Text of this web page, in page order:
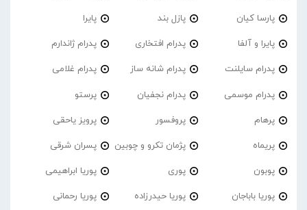
پارسا کیان پازل بند پایرا
پایرا و آلفا پدرام افتخاری پدرام ژاندارم
پدرام‌ سایلنت پدرام شانه ساز پدرام غلامی
پدرام موسمی پدرام نجفیان پرستو
پرهام پروفسور پرویز یاحقی
پریماه پژمان تکرو و چوبین پسران شرقی
پوبون پوری پوریا ابراهیمی
پوریا باباجان پوریا حیدرزاده پوریا رحمانی